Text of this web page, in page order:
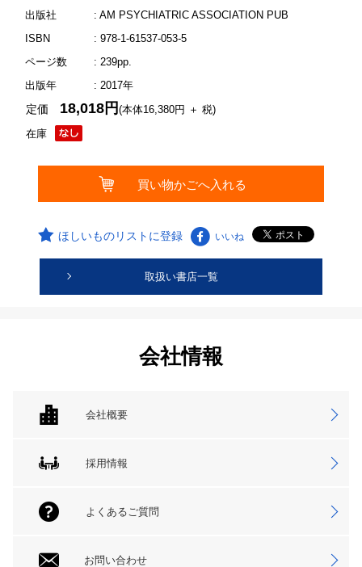
出版社
: AM PSYCHIATRIC ASSOCIATION PUB
ISBN
: 978-1-61537-053-5
ページ数
: 239pp.
出版年
: 2017年
在庫
定価 18,018円(本体16,380円 ＋ 税)
ほしいものリストに登録 いいね
取扱い書店一覧
会社情報
会社概要
採用情報
よくあるご質問
お問い合わせ